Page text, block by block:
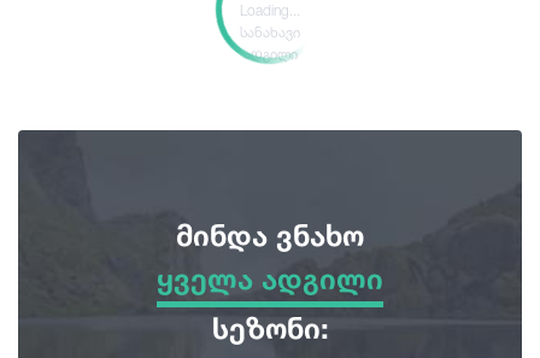
Loading...
სანახავი
ადგილი
მინდა ვნახო
ყველა ადგილი
ყველა ადგილი
სეზონი: